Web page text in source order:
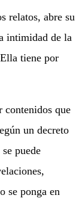
relatos, abre su
intimidad de la
tiene por
contenidos que
un decreto
puede
se ponga en